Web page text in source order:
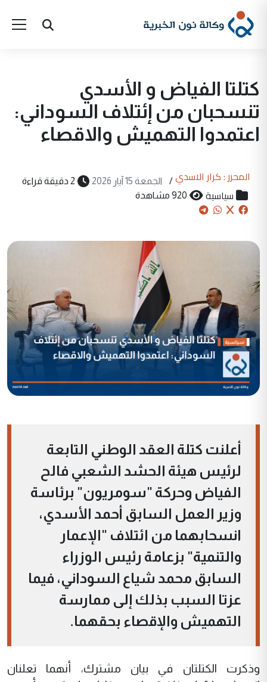
كتلتا الفياض و الأسدي
تنسحبان من إئتلاف السوداني:
اعتمدوا التهميش والاقصاء
المحرر : كرار الاسدي / الجمعة 15 آيار 2026 2 دقيقة قراءة
سياسية 920 مشاهدة
أعلنت كتلة العقد الوطني التابعة
لرئيس هيئة الحشد الشعبي فالح
الفياض وحركة "سومريون" برئاسة
وزير العمل السابق أحمد الأسدي،
انسحابهما من ائتلاف "الإعمار
والتنمية" بزعامة رئيس الوزراء
السابق محمد شياع السوداني، فيما
عزتا السبب بذلك إلى ممارسة
التهميش والإقصاء بحقهما.
وذكرت الكتلتان في بيان مشترك، أنهما تعلنان